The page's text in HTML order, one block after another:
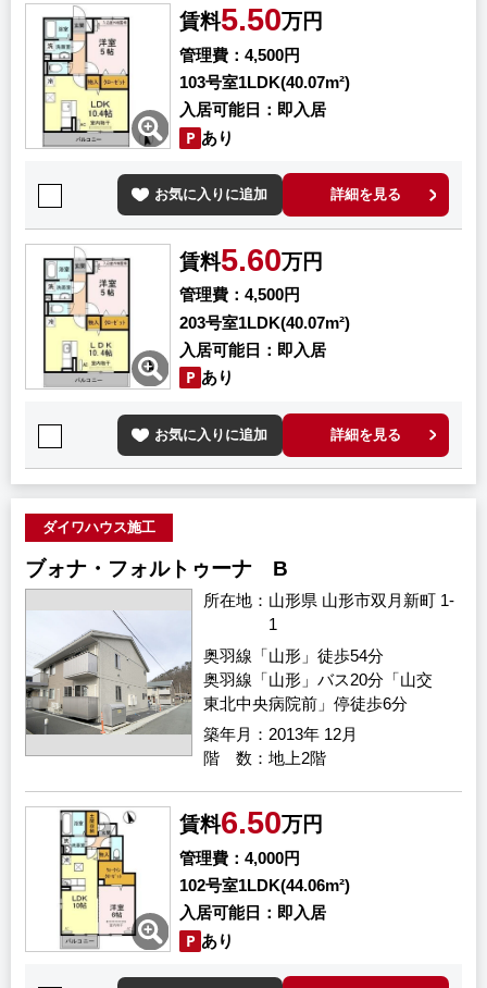
賃料5.50万円
管理費
4,500円
103号室1LDK(40.07m²)
入居可能日
即入居
あり
お気に入りに追加 詳細を見る
賃料5.60万円
管理費
4,500円
203号室1LDK(40.07m²)
入居可能日
即入居
あり
お気に入りに追加 詳細を見る
ダイワハウス施工
ブォナ・フォルトゥーナ B
所在地
山形県 山形市双月新町 1-
1
築年月 2013年 12月
奥羽線「山形」徒歩54分
奥羽線「山形」バス20分「山交
東北中央病院前」停徒歩6分
階 数 地上2階
賃料6.50万円
管理費
4,000円
102号室1LDK(44.06m²)
入居可能日
即入居
あり